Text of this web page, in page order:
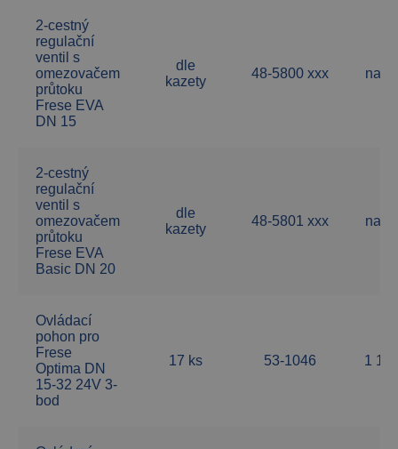
2-cestný
regulační
ventil s
omezovačem
průtoku
Frese EVA
DN 15
dle
kazety
48-5800 xxx na
2-cestný
regulační
ventil s
omezovačem
průtoku
Frese EVA
Basic DN 20
dle
kazety
48-5801 xxx na
Ovládací
pohon pro
Frese
Optima DN
15-32 24V 3-
bod
17 ks 53-1046 1